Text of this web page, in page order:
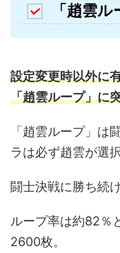
「趙雲
設定変更時以外に
「趙雲ループ」に
「趙雲ループ」は
ラは必ず趙雲が選
闘士決戦に勝ち続
ループ率は約82％
2600枚。